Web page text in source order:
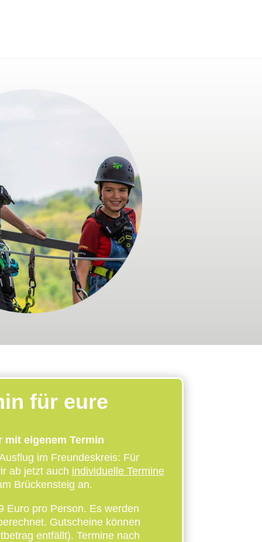
für eure
mit eigenem Termin
im Freundeskreis: Für
ab jetzt auch individuelle Termine
Brückensteig an.
Euro pro Person. Es werden
Gutscheine können
entfällt). Termine nach